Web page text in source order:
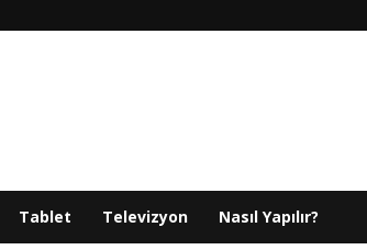
Tablet Televizyon Nasıl Yapılır?